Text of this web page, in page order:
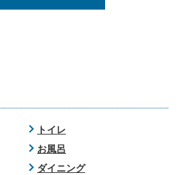
トイレ
お風呂
ダイニング